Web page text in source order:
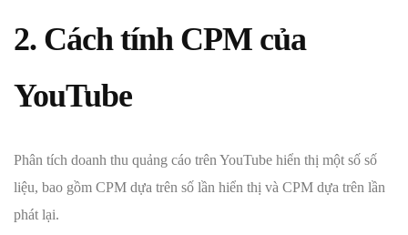
2. Cách tính CPM của
YouTube
Phân tích doanh thu quảng cáo trên YouTube hiển thị một số số
liệu, bao gồm CPM dựa trên số lần hiển thị và CPM dựa trên lần
phát lại.